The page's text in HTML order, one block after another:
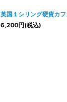
英国１シリング硬貨カフ
6,200円(税込)